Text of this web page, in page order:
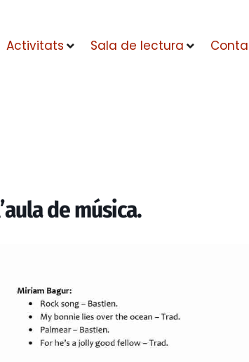
Activitats Sala de lectura
de música.